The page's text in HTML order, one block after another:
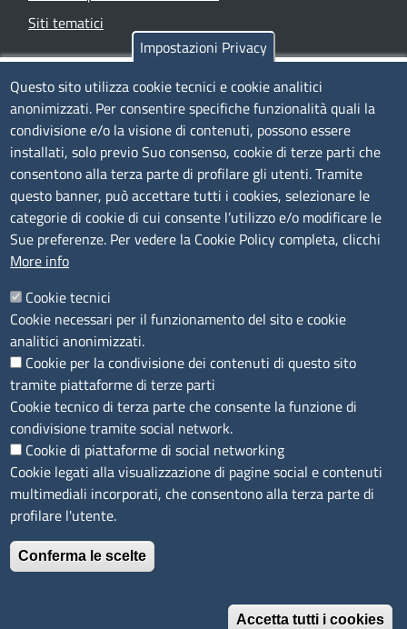
Siti tematici
TRASPARENZA
Albo Online
Amministrazione trasparente
Bandi e concorsi
Segnalazioni Whistleblowing
Accessibilità
IBAN e pagamenti informatici
Informative privacy e cookie
Verifiche PA
Attuazione misure PNRR
Modulistica
SEGUICI SU
Impostazioni Privacy
Questo sito utilizza cookie tecnici e cookie analitici
anonimizzati. Per consentire specifiche funzionalità quali la
condivisione e/o la visione di contenuti, possono essere
installati, solo previo Suo consenso, cookie di terze parti che
consentono alla terza parte di profilare gli utenti. Tramite
questo banner, può accettare tutti i cookies, selezionare le
categorie di cookie di cui consente l’utilizzo e/o modificare le
Sue preferenze. Per vedere la Cookie Policy completa, clicchi
More info
Cookie tecnici
Cookie necessari per il funzionamento del sito e cookie
analitici anonimizzati.
Cookie per la condivisione dei contenuti di questo sito
tramite piattaforme di terze parti
Cookie tecnico di terza parte che consente la funzione di
condivisione tramite social network.
Cookie di piattaforme di social networking
Cookie legati alla visualizzazione di pagine social e contenuti
multimediali incorporati, che consentono alla terza parte di
profilare l'utente.
Conferma le scelte
Accetta tutti i cookies